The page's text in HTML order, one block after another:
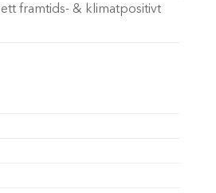
ett framtids- & klimatpositivt